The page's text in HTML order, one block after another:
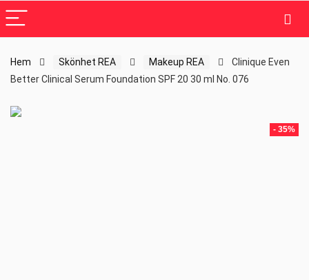
Hem Skönhet REA Makeup REA
Clinique Even
Better Clinical Serum Foundation SPF 20 30 ml No. 076
- 35%